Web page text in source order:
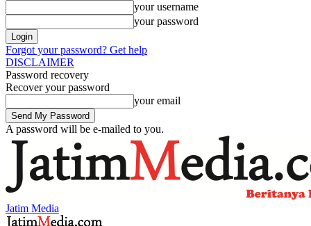
your username
your password
Forgot your password? Get help
DISCLAIMER
Password recovery
Recover your password
your email
A password will be e-mailed to you.
Jatim Media